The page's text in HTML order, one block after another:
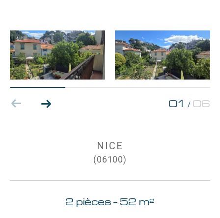
01 / 06
NICE
(06100)
2 pièces - 52 m²
Surface
AFFINER LES CRITÈRES